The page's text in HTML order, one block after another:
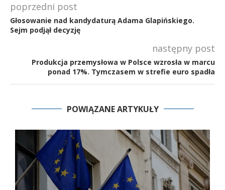
poprzedni post
Głosowanie nad kandydaturą Adama Glapińskiego.
Sejm podjął decyzję
następny post
Produkcja przemysłowa w Polsce wzrosła w marcu
ponad 17%. Tymczasem w strefie euro spadła
POWIĄZANE ARTYKUŁY